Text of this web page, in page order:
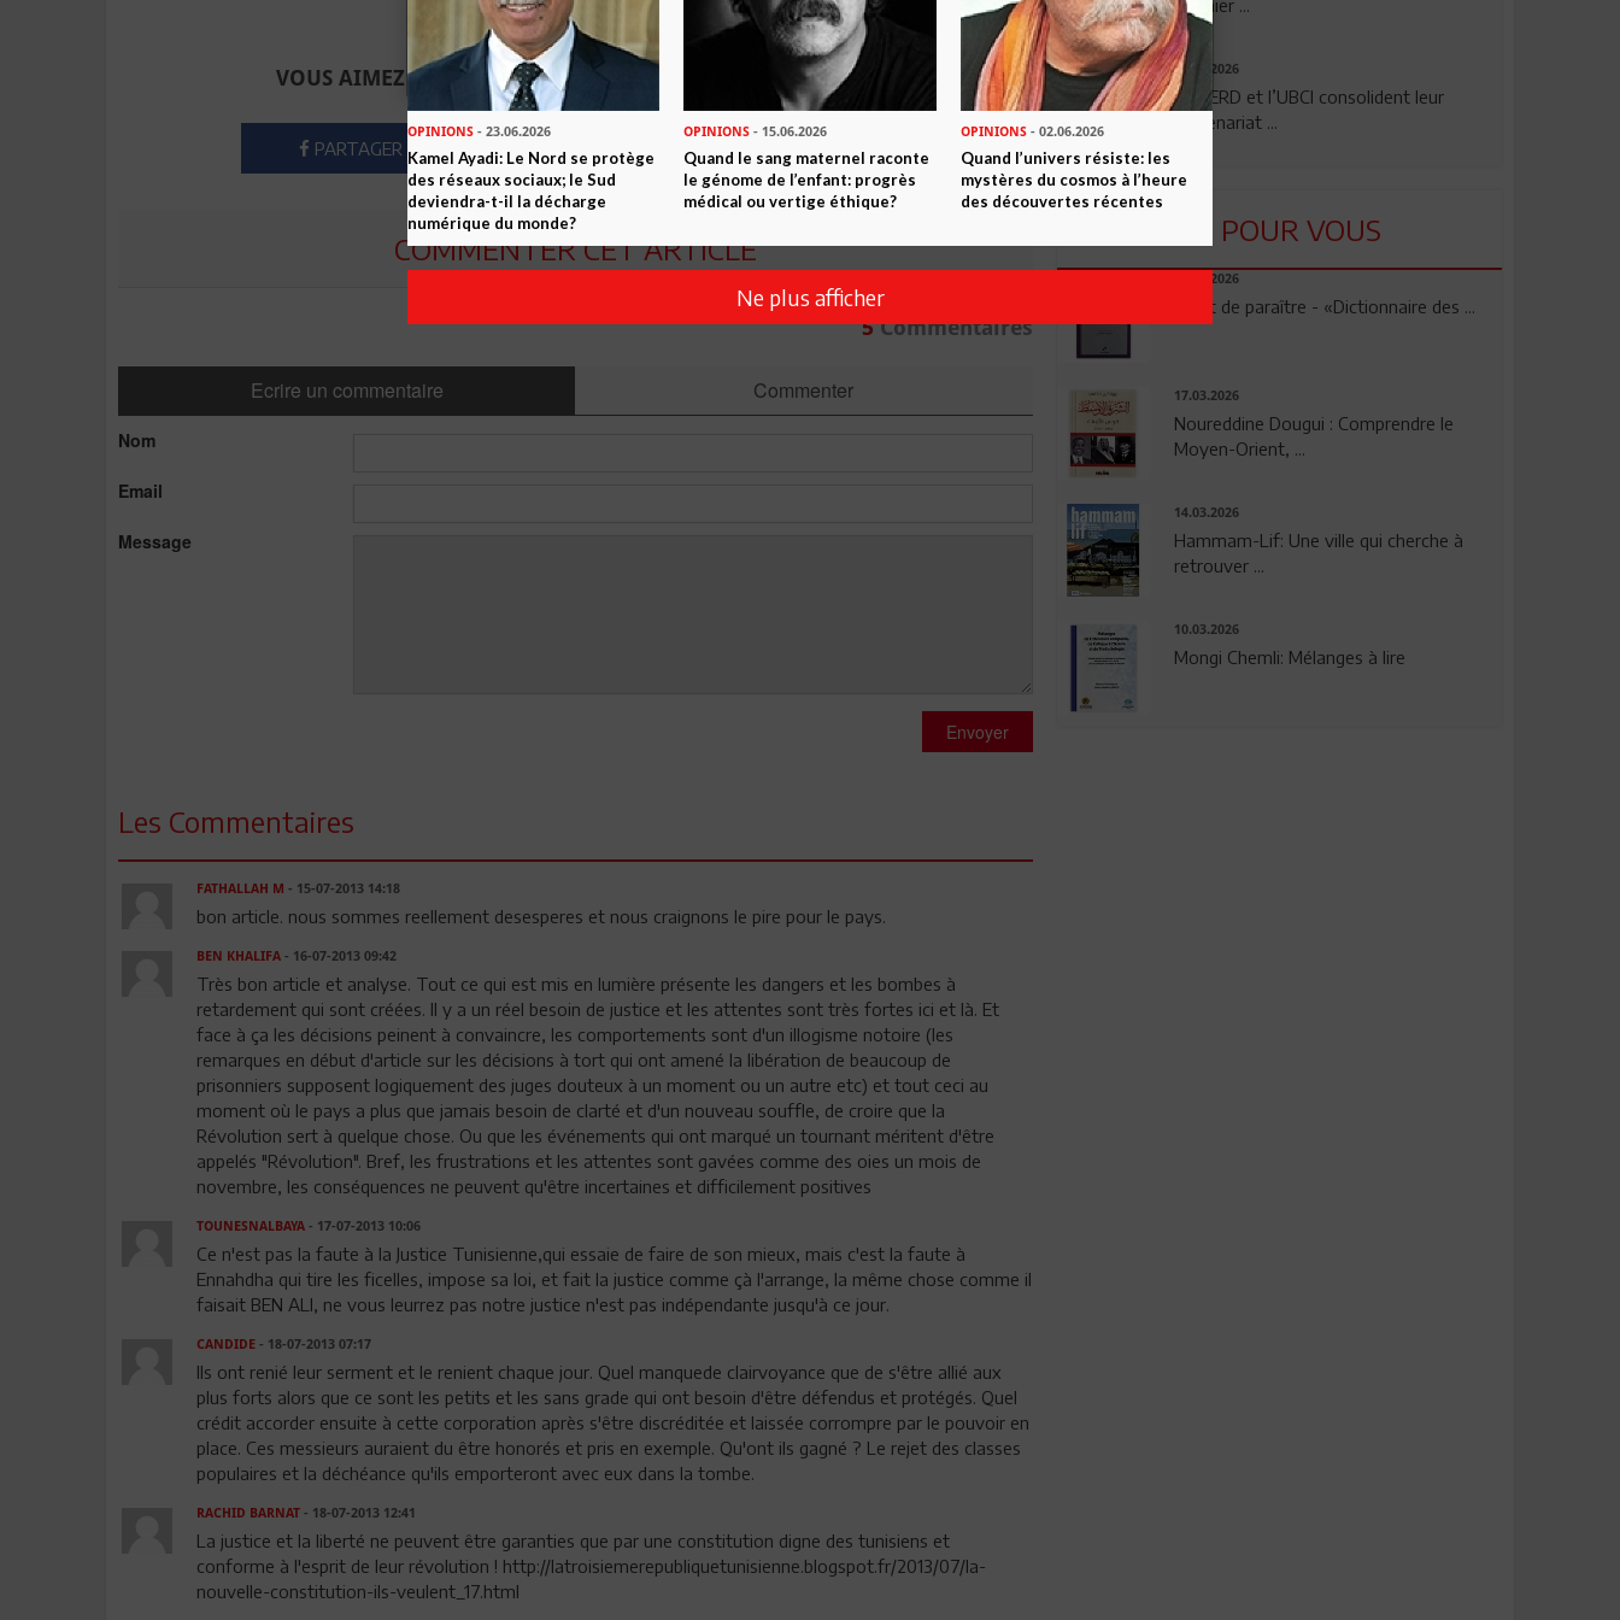
Envoyer à un ami
VOUS AIMEZ CET ARTICLE ? PARTAGEZ-LE AVEC VOS AMIS !
PARTAGER TWEETER ABONNEZ-VOUS
COMMENTER CET ARTICLE
5Commentaires
Ecrire un commentaire Commenter
Nom
Email
Message
Envoyer
Les Commentaires
FATHALLAH M - 15-07-2013 14:18
bon article. nous sommes reellement desesperes et nous craignons le pire pour le pays.
BEN KHALIFA- 16-07-2013 09:42
Très bon article et analyse. Tout ce qui est mis en lumière présente les dangers et les bombes à
retardement qui sont créées. Il y a un réel besoin de justice et les attentes sont très fortes ici et là. Et
face à ça les décisions peinent à convaincre, les comportements sont d'un illogisme notoire (les
remarques en début d'article sur les décisions à tort qui ont amené la libération de beaucoup de
prisonniers supposent logiquement des juges douteux à un moment ou un autre etc) et tout ceci au
moment où le pays a plus que jamais besoin de clarté et d'un nouveau souffle, de croire que la
Révolution sert à quelque chose. Ou que les événements qui ont marqué un tournant méritent d'être
appelés "Révolution". Bref, les frustrations et les attentes sont gavées comme des oies un mois de
novembre, les conséquences ne peuvent qu'être incertaines et difficilement positives
TOUNESNALBAYA- 17-07-2013 10:06
Ce n'est pas la faute à la Justice Tunisienne,qui essaie de faire de son mieux, mais c'est la faute à
Ennahdha qui tire les ficelles, impose sa loi, et fait la justice comme çà l'arrange, la même chose comme il
faisait BEN ALI, ne vous leurrez pas notre justice n'est pas indépendante jusqu'à ce jour.
CANDIDE- 18-07-2013 07:17
Ils ont renié leur serment et le renient chaque jour. Quel manquede clairvoyance que de s'être allié aux
plus forts alors que ce sont les petits et les sans grade qui ont besoin d'être défendus et protégés. Quel
crédit accorder ensuite à cette corporation après s'être discréditée et laissée corrompre par le pouvoir en
place. Ces messieurs auraient du être honorés et pris en exemple. Qu'ont ils gagné ? Le rejet des classes
populaires et la déchéance qu'ils emporteront avec eux dans la tombe.
RACHID BARNAT- 18-07-2013 12:41
La justice et la liberté ne peuvent être garanties que par une constitution digne des tunisiens et
conforme à l'esprit de leur révolution ! http://latroisiemerepubliquetunisienne.blogspot.fr/2013/07/la-
nouvelle-constitution-ils-veulent_17.html
premier ...
24.07.2026
La BERD et l’UBCI consolident leur
partenariat ...
LU POUR VOUS
23.04.2026
Vient de paraître - «Dictionnaire des ...
17.03.2026
Noureddine Dougui : Comprendre le
Moyen-Orient, ...
14.03.2026
Hammam-Lif: Une ville qui cherche à
retrouver ...
10.03.2026
Mongi Chemli: Mélanges à lire
OPINIONS - 23.06.2026
Kamel Ayadi: Le Nord se protège
des réseaux sociaux; le Sud
deviendra-t-il la décharge
numérique du monde?
OPINIONS - 15.06.2026
Quand le sang maternel raconte
le génome de l’enfant: progrès
médical ou vertige éthique?
OPINIONS- 02.06.2026
Quand l’univers résiste: les
mystères du cosmos à l’heure
des découvertes récentes
Ne plus afficher